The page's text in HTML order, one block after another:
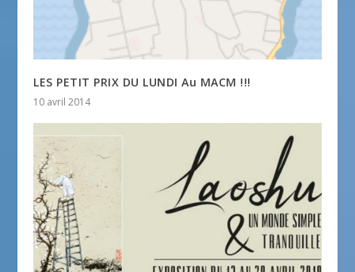
LES PETIT PRIX DU LUNDI Au MACM !!!
10 avril 2014